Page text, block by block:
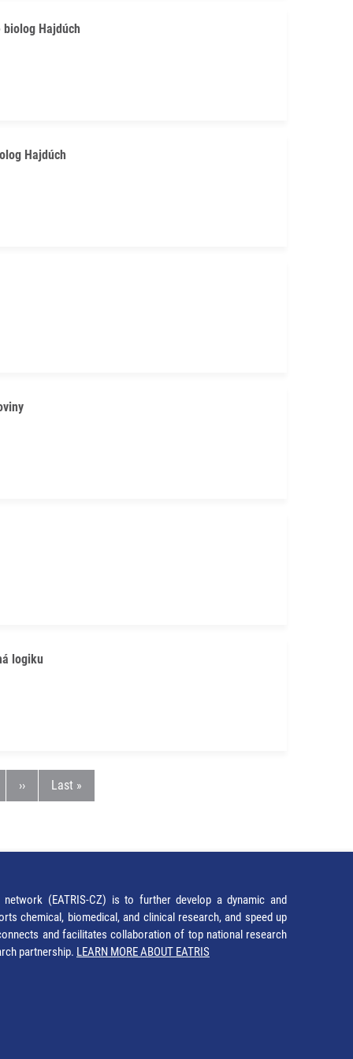
Hajdúch
Hajdúch
logiku
Next page
›› Last page
Last »
(EATRIS-CZ) is to further develop a dynamic and
chemical, biomedical, and clinical research, and speed up
and facilitates collaboration of top national research
partnership. LEARN MORE ABOUT EATRIS